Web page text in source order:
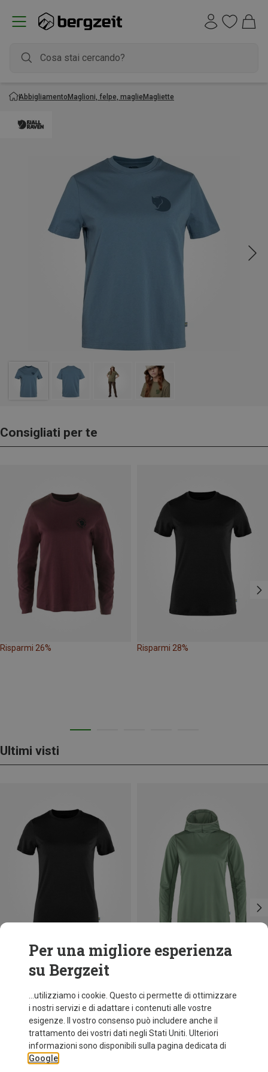
AbbigliamentoMaglioni, felpe, maglieMagliette
Consigliati per te
Risparmi 26% Risparmi 28%
Ultimi visti
Risparmi 28%
Fjällräven
99,95 €
Per una migliore esperienza
su Bergzeit
...utilizziamo i cookie. Questo ci permette di ottimizzare
i nostri servizi e di adattare i contenuti alle vostre
esigenze. Il vostro consenso può includere anche il
trattamento dei vostri dati negli Stati Uniti. Ulteriori
informazioni sono disponibili sulla pagina dedicata di
Google